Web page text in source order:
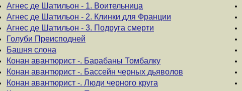
Агнес де Шатильон - 1. Воительница
Агнес де Шатильон - 2. Клинки для Франции
Агнес де Шатильон - 3. Подруга смерти
Голуби Преисподней
Башня слона
Конан авантюрист -. Барабаны Томбалку
Конан авантюрист -. Бассейн черных дьяволов
Конан авантюрист -. Люди черного круга